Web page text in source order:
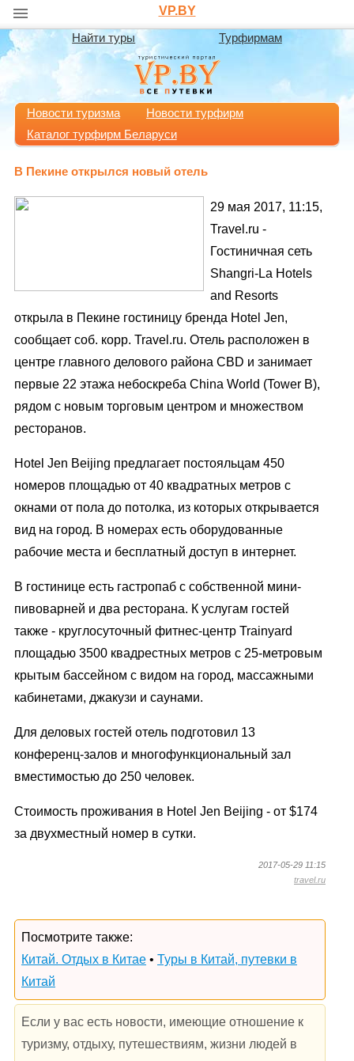
VP.BY
Найти туры Турфирмам
Новости туризма
Новости турфирм
Каталог турфирм Беларуси
В Пекине открылся новый отель
29 мая 2017, 11:15,
Travel.ru -
Гостиничная сеть
Shangri-La Hotels
and Resorts
открыла в Пекине гостиницу бренда Hotel Jen,
сообщает соб. корр. Travel.ru. Отель расположен в
центре главного делового района CBD и занимает
первые 22 этажа небоскреба China World (Tower B),
рядом с новым торговым центром и множеством
ресторанов.
Hotel Jen Beijing предлагает постояльцам 450
номеров площадью от 40 квадратных метров с
окнами от пола до потолка, из которых открывается
вид на город. В номерах есть оборудованные
рабочие места и бесплатный доступ в интернет.
В гостинице есть гастропаб с собственной мини-
пивоварней и два ресторана. К услугам гостей
также - круглосуточный фитнес-центр Trainyard
площадью 3500 квадрестных метров с 25-метровым
крытым бассейном с видом на город, массажными
кабинетами, джакузи и саунами.
Для деловых гостей отель подготовил 13
конференц-залов и многофункциональный зал
вместимостью до 250 человек.
Стоимость проживания в Hotel Jen Beijing - от $174
за двухместный номер в сутки.
2017-05-29 11:15
travel.ru
Посмотрите также:
Китай. Отдых в Китае • Туры в Китай, путевки в
Китай
Если у вас есть новости, имеющие отношение к
туризму, отдыху, путешествиям, жизни людей в